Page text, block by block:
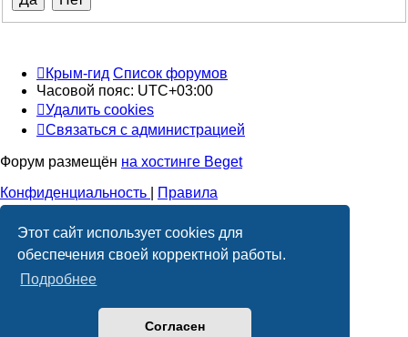
Этот сайт использует cookies для
обеспечения своей корректной работы.
Подробнее
Согласен
Крым-гид Список форумов
Часовой пояс: UTC+03:00
Удалить cookies
Связаться с администрацией
Форум размещён на хостинге Beget
Конфиденциальность
Правила